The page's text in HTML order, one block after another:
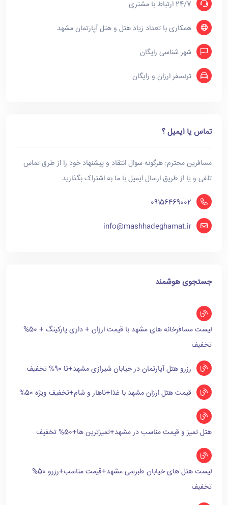
24/7 ارتباط با مشتری
همکاری با تعداد زیاد هتل و هتل آپارتمان مشهد
شهر شناسی رایگان
ترنسفر ارزان و رایگان
تماس یا ایمیل ؟
مسافرین محترم: هرگونه سوال انتقاد و پیشنهاد خود را از طرق تماس
تلفی و یا از طریق ارسال ایمیل با ما به اشتراک بگذارید
09156469002
info@mashhadeghamat.ir
جستجوی هوشمند
لیست مسافرخانه های مشهد با قیمت ارزان + داری پارکینگ + 50%
تخفیف
رزرو هتل آپارتمان در خیابان شیرازی مشهد+تا 90% تخفیف
قیمت هتل ارزان مشهد با غذا+ناهار و شام+تخفیف ویژه 50%
هتل تمیز و قیمت مناسب در مشهد+تمیزترین ها+50% تخفیف
لیست هتل های خیابان طبرسی مشهد+قیمت مناسب+رزرو 50%
تخفیف